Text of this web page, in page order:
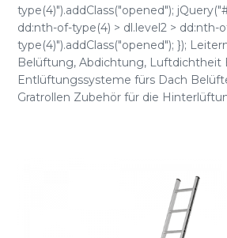
type(4)").addClass("opened");
dd:nth-of-type(4) > dl.level2 > dd:nth-
type(4)").addClass("opened"); });
Belüftung, Abdichtung, Luftdichtheit
Entlüftungssysteme fürs Dach
Gratrollen Zubehör für die